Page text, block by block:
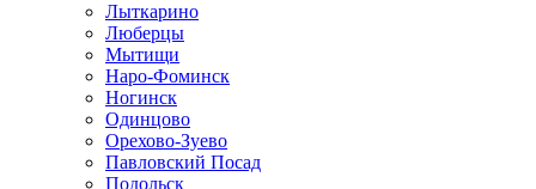
Лыткарино
Люберцы
Мытищи
Наро-Фоминск
Ногинск
Одинцово
Орехово-Зуево
Павловский Посад
Подольск